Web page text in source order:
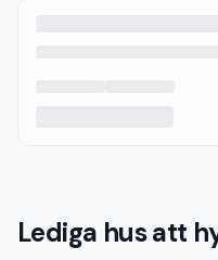
Lediga hus att